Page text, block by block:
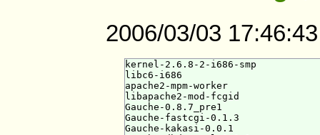
2006/03/03
kernel-2.6.8-2-i686-smp
libc6-i686
apache2-mpm-worker
libapache2-mod-fcgid
Gauche-0.8.7_pre1
Gauche-fastcgi-0.1.3
Gauche-kakasi-0.0.1